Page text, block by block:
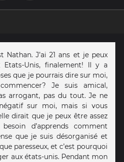
Nathan. J’ai 21 ans et je peux
Etats-Unis, finalement! Il y a
que je pourrais dire sur moi,
Je suis amical,
arrogant, pas du tout. Je ne
sur moi, mais si vous
dirait que je peux être assez
d’apprends comment
que je suis désorganisé et
paresseux, et c’est pourquoi
aux états-unis. Pendant mon